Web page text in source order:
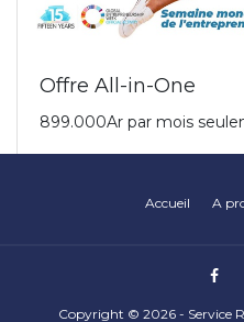
Accueil A
Copyright © 2026 - Service